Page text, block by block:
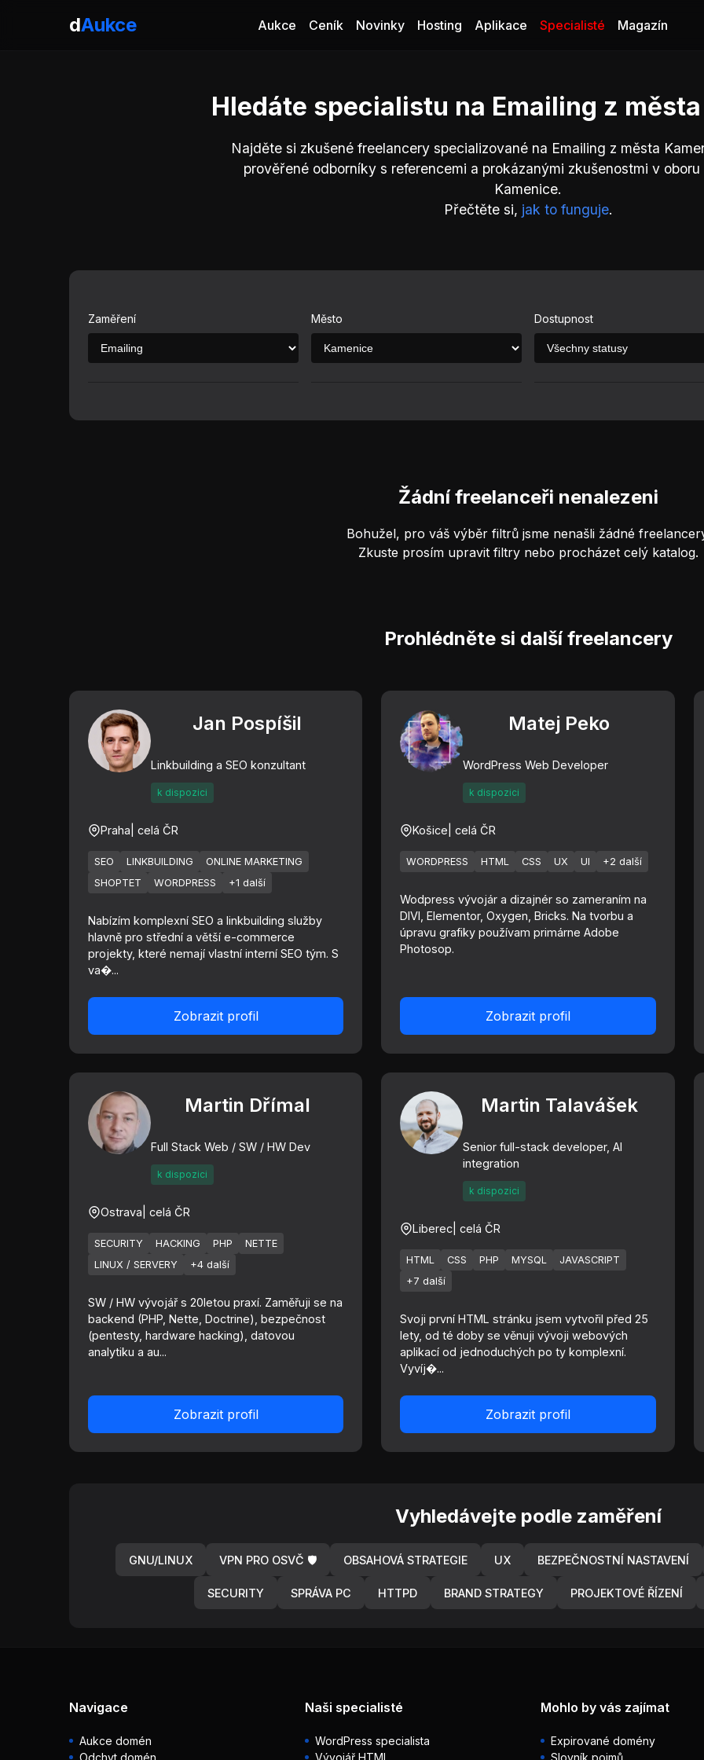
dAukce Aukce Ceník Novinky Hosting Aplikace Specialisté Magazín
Hledáte specialistu na Emailing z
Najděte si zkušené freelancery specializované na Emailing z města
prověřené odborníky s referencemi a prokázanými zkušenostmi v
Kamenice.
Přečtěte si, jak to funguje.
Zaměření Město Dostupnost
Žádní freelanceři nenalezeni
Bohužel, pro váš výběr filtrů jsme nenašli žádné
Zkuste prosím upravit filtry nebo procházet celý katalog.
Prohlédněte si další freelancery
Jan Pospíšil
Linkbuilding a SEO konzultant
k dispozici
Praha | celá ČR
SEO LINKBUILDING
ONLINE MARKETING
SHOPTET
WORDPRESS +1 další
Nabízím komplexní SEO a linkbuilding služby
hlavně pro střední a větší e-commerce
projekty, které nemají vlastní interní SEO tým. S
va�...
Zobrazit profil
Matej Peko
WordPress Web Developer
k dispozici
Košice | celá ČR
WORDPRESS HTML CSS UX UI +2 další
Wodpress vývojár a dizajnér so zameraním na
DIVI, Elementor, Oxygen, Bricks. Na tvorbu a
úpravu grafiky používam primárne Adobe
Photosop.
Zobrazit profil
Martin Dřímal
Full Stack Web / SW / HW Dev
k dispozici
Ostrava | celá ČR
SECURITY HACKING PHP
NETTE
LINUX / SERVERY
+4 další
SW / HW vývojář s 20letou praxí. Zaměřuji se na
backend (PHP, Nette, Doctrine), bezpečnost
(pentesty, hardware hacking), datovou
analytiku a au...
Zobrazit profil
Martin Talavášek
Senior full-stack developer, AI
integration
k dispozici
Liberec | celá ČR
HTML CSS PHP MYSQL
JAVASCRIPT
+7 další
Svoji první HTML stránku jsem vytvořil před 25
lety, od té doby se věnuji vývoji webových
aplikací od jednoduchých po ty komplexní.
Vyvíj�...
Zobrazit profil
Vyhledávejte podle zaměření
GNU/LINUX VPN PRO OSVČ 🛡️ OBSAHOVÁ STRATEGIE UX BEZPEČNOSTNÍ NASTAVENÍ
SECURITY SPRÁVA PC HTTPD BRAND STRATEGY PROJEKTOVÉ ŘÍZENÍ
Navigace
Aukce domén
Naši specialisté
WordPress specialista
Mohlo by vás zajímat
Expirované domény